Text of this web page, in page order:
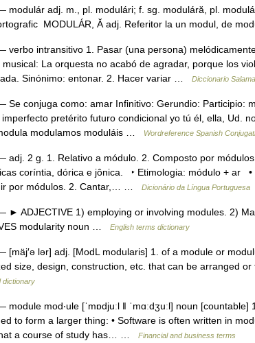
modulár adj. m., pl. modulári; f. sg. moduláră, pl.
MODULÁR, Ă adj. Referitor la un modul, de
verbo intransitivo 1. Pasar (una persona)
La orquesta no acabó de agradar, porque los
Sinónimo: entonar. 2. Hacer variar …
Diccionario
Se conjuga como: amar Infinitivo: Gerundio:
pretérito futuro condicional yo tú él, ella, Ud.
modulamos moduláis …
Wordreference Spanish
adj. 2 g. 1. Relativo a módulo. 2. Composto por
coríntia, dórica e jônica. ‣ Etimologia: módulo + ar •
por módulos. 2. Cantar,… …
Dicionário da Língua Portuguesa
► ADJECTIVE 1) employing or involving modules. 2)
modularity noun …
English terms dictionary
[mäj′ə lər] adj. [ModL modularis] 1. of a module or
size, design, construction, etc. that can be arranged
dictionary
module mod‧ule [ˈmɒdjuːl ǁ ˈmɑːdʒuːl] noun
to form a larger thing: • Software is often written in
a course of study has… …
Financial and business terms